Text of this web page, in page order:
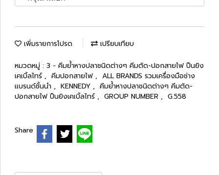
เพิ่มรายการโปรด เปรียบเทียบ
หมวดหมู่ : 3 - คีมย้ำหางปลาชนิดต่างๆ คีมตัด-ปอกสายไฟ ปืนยิง
เคเบิ้ลไทร์ , คีมปอกสายไฟ , ALL BRANDS รวมเครื่องมือช่าง
แบรนด์ชั้นนำ , KENNEDY , คีมย้ำหางปลาชนิดต่างๆ คีมตัด-
ปอกสายไฟ ปืนยิงเคเบิ้ลไทร์ , GROUP NUMBER , G.558
Share